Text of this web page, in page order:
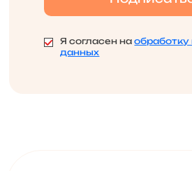
Я согласен на
данных